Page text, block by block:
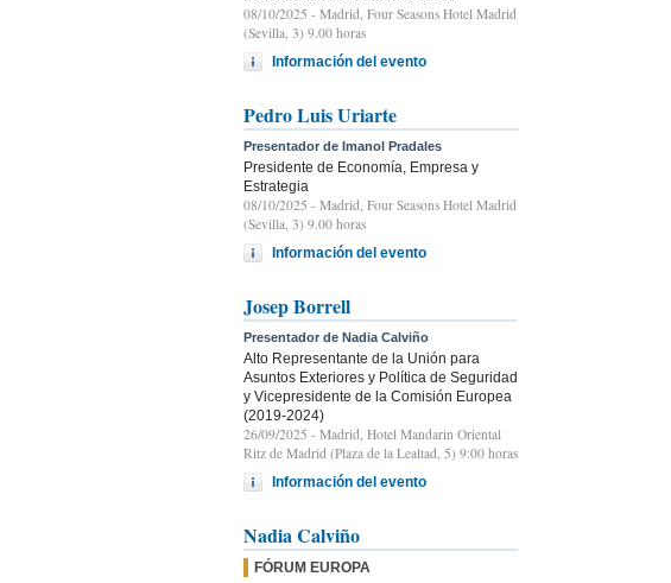
08/10/2025 - Madrid, Four Seasons Hotel Madrid
(Sevilla, 3) 9.00 horas
Información del evento
Pedro Luis Uriarte
Presentador de Imanol Pradales
Presidente de Economía, Empresa y
Estrategia
08/10/2025 - Madrid, Four Seasons Hotel Madrid
(Sevilla, 3) 9.00 horas
Información del evento
Josep Borrell
Presentador de Nadia Calviño
Alto Representante de la Unión para
Asuntos Exteriores y Política de Seguridad
y Vicepresidente de la Comisión Europea
(2019-2024)
26/09/2025 - Madrid, Hotel Mandarin Oriental
Ritz de Madrid (Plaza de la Lealtad, 5) 9:00 horas
Información del evento
Nadia Calviño
FÓRUM EUROPA